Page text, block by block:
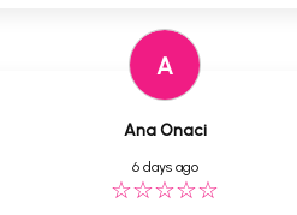
A
Ana Onaci
6 days ago